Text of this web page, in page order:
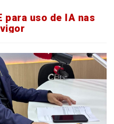
para uso de IA nas